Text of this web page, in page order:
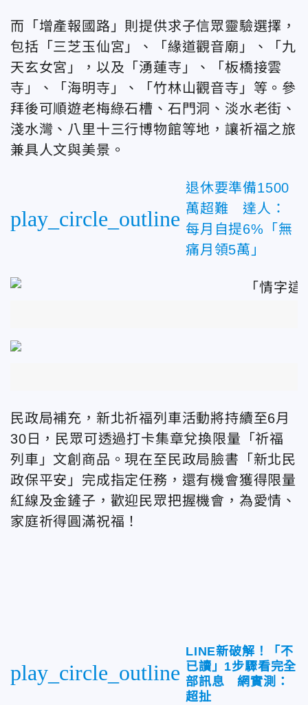
而「增產報國路」則提供求子信眾靈驗選擇，
包括「三芝玉仙宮」、「緣道觀音廟」、「九
天玄女宮」，以及「湧蓮寺」、「板橋接雲
寺」、「海明寺」、「竹林山觀音寺」等。參
拜後可順遊老梅綠石槽、石門洞、淡水老街、
淺水灣、八里十三行博物館等地，讓祈福之旅
兼具人文與美景。
play_circle_outline
退休要準備1500
萬超難 達人：
每月自提6%「無
痛月領5萬」
民政局補充，新北祈福列車活動將持續至6月
30日，民眾可透過打卡集章兌換限量「祈福
列車」文創商品。現在至民政局臉書「新北民
政保平安」完成指定任務，還有機會獲得限量
紅線及金鏟子，歡迎民眾把握機會，為愛情、
家庭祈得圓滿祝福！
play_circle_outline
LINE新破解！「不
已讀」1步驟看完全
部訊息 網實測：
超扯